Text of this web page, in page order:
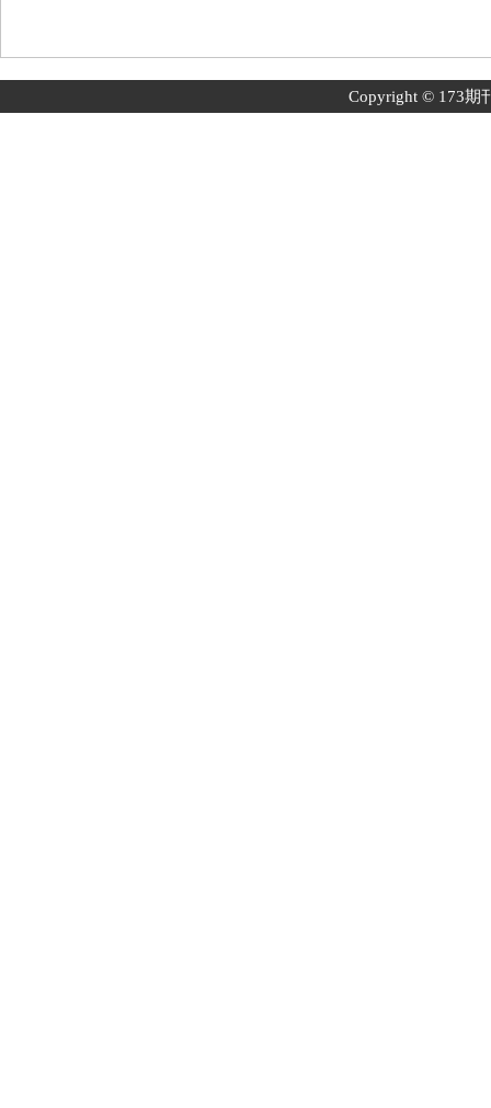
Copyright © 173期